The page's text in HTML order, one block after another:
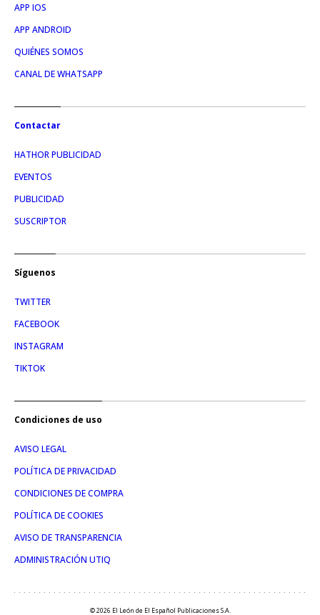
APP IOS
APP ANDROID
QUIÉNES SOMOS
CANAL DE WHATSAPP
Contactar
HATHOR PUBLICIDAD
EVENTOS
PUBLICIDAD
SUSCRIPTOR
Síguenos
TWITTER
FACEBOOK
INSTAGRAM
TIKTOK
Condiciones de uso
AVISO LEGAL
POLÍTICA DE PRIVACIDAD
CONDICIONES DE COMPRA
POLÍTICA DE COOKIES
AVISO DE TRANSPARENCIA
ADMINISTRACIÓN UTIQ
© 2026 El León de El Español Publicaciones S.A.